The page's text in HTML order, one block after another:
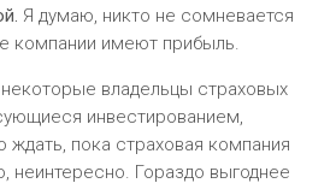
Я думаю, никто не сомневается
компании имеют прибыль.
владельцы страховых
инвестированием,
ждать, пока страховая компания
неинтересно. Гораздо выгоднее